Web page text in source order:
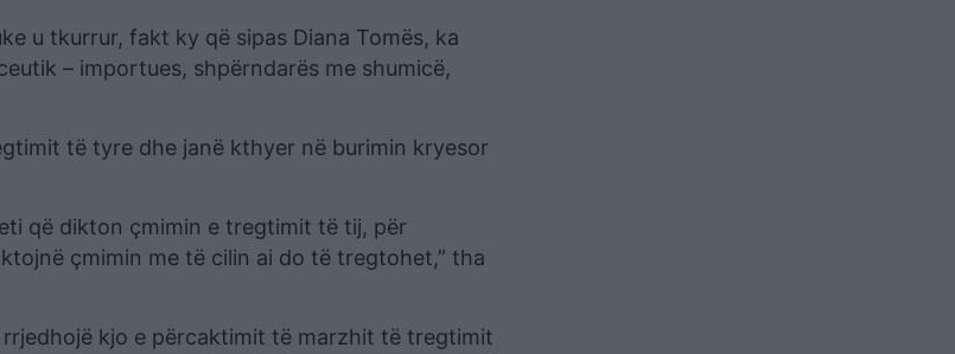
u tkurrur, fakt ky që sipas Diana Tomës, ka
– importues, shpërndarës me shumicë,
të tyre dhe janë kthyer në burimin kryesor
që dikton çmimin e tregtimit të tij, për
çmimin me të cilin ai do të tregtohet,” tha
rrjedhojë kjo e përcaktimit të marzhit të tregtimit